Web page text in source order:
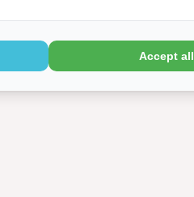
Accept all